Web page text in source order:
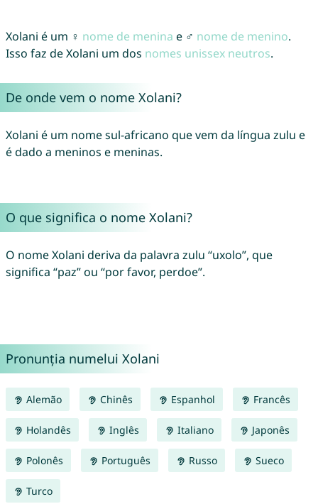
Xolani é um ♀ nome de menina e ♂ nome de menino.
Isso faz de Xolani um dos nomes unissex neutros.
De onde vem o nome Xolani?
Xolani é um nome sul-africano que vem da língua zulu e
é dado a meninos e meninas.
O que significa o nome Xolani?
O nome Xolani deriva da palavra zulu “uxolo”, que
significa “paz” ou “por favor, perdoe”.
Pronunția numelui Xolani
Alemão Chinês Espanhol Francês
Holandês Inglês Italiano Japonês
Polonês Português Russo Sueco
Turco